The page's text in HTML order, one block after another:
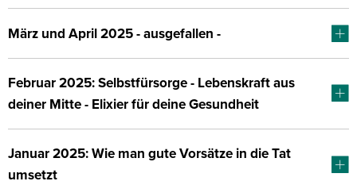
März und April 2025 - ausgefallen -
Februar 2025: Selbstfürsorge - Lebenskraft aus
deiner Mitte - Elixier für deine Gesundheit
Januar 2025: Wie man gute Vorsätze in die Tat
umsetzt